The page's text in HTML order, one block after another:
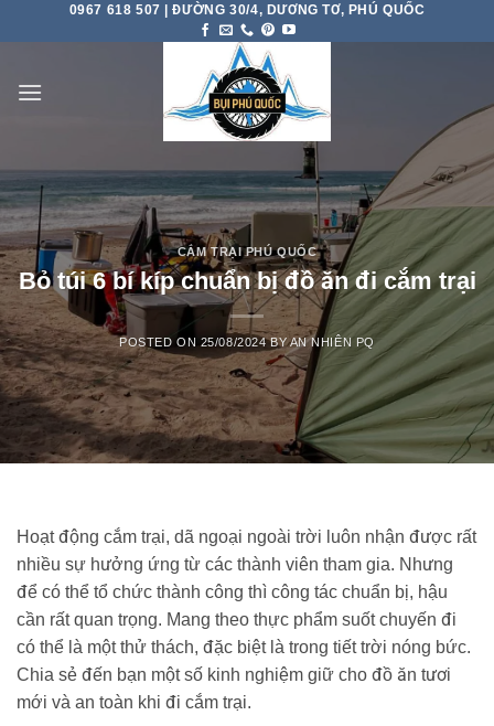
to
0967 618 507 | ĐƯỜNG 30/4, DƯƠNG TƠ, PHÚ QUỐC
CẮM TRẠI PHÚ QUỐC
Bỏ túi 6 bí kíp chuẩn bị đồ ăn đi cắm trại
POSTED ON 25/08/2024 BYAN NHIÊN PQ
Hoạt động cắm trại, dã ngoại ngoài trời luôn nhận được rất
nhiều sự hưởng ứng từ các thành viên tham gia. Nhưng
để có thể tổ chức thành công thì công tác chuẩn bị, hậu
cần rất quan trọng. Mang theo thực phẩm suốt chuyến đi
có thể là một thử thách, đặc biệt là trong tiết trời nóng bức.
Chia sẻ đến bạn một số kinh nghiệm giữ cho đồ ăn tươi
mới và an toàn khi đi cắm trại.